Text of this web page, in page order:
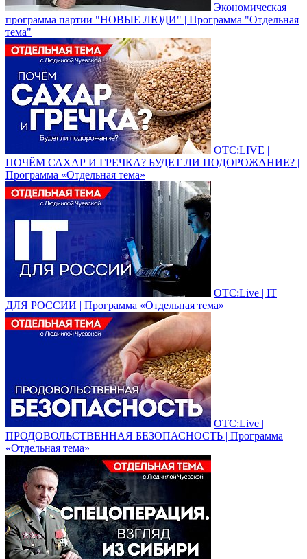
Экономическая
программа партии "НОВЫЕ ЛЮДИ" | Программа "Отдельная
тема"
ОТС:LIVE |
ПОЧЁМ САХАР И ГРЕЧКА? БУДЕТ ЛИ ПОДОРОЖАНИЕ? |
Программа «Отдельная тема»
ОТС:Live | IT
ДЛЯ РОССИИ | Программа «Отдельная тема»
ОТС:Live |
ПРОДОВОЛЬСТВЕННАЯ БЕЗОПАСНОСТЬ | Программа
«Отдельная тема»